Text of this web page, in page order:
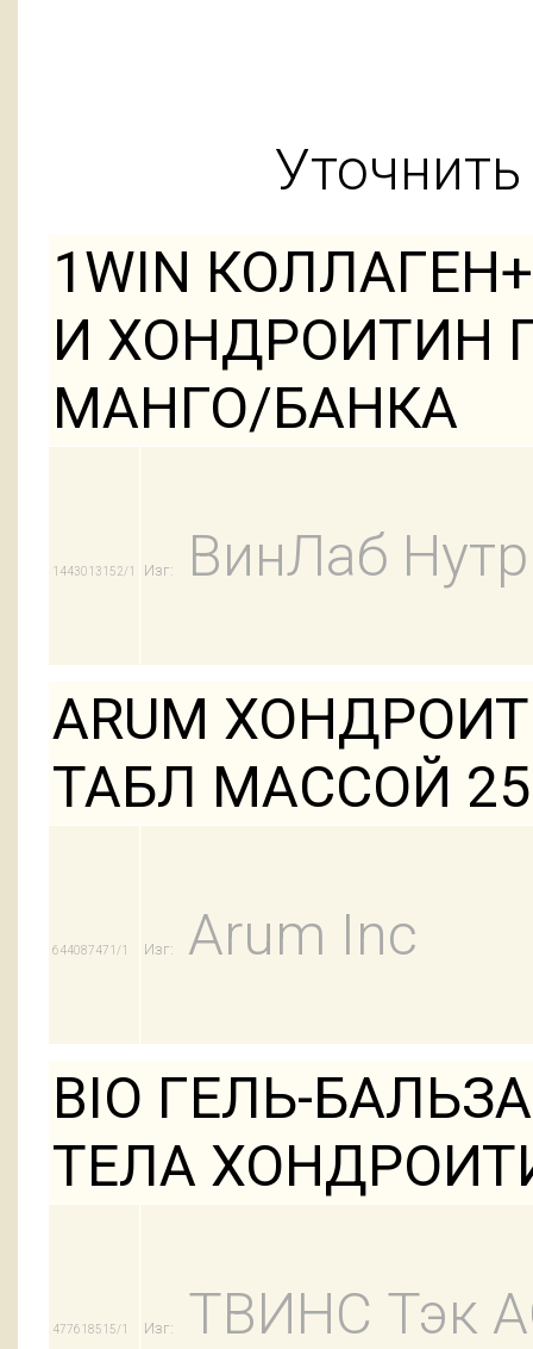
1WIN
И ХОНДРОИТИН
МАНГО/БАНКА
1443013152/1 Изг: ВинЛаб
ARUM
ТАБЛ МАССОЙ
644087471/1 Изг: Arum Inc
BIO ГЕЛЬ-
ТЕЛА
477618515/1 Изг: ТВИНС Тэк